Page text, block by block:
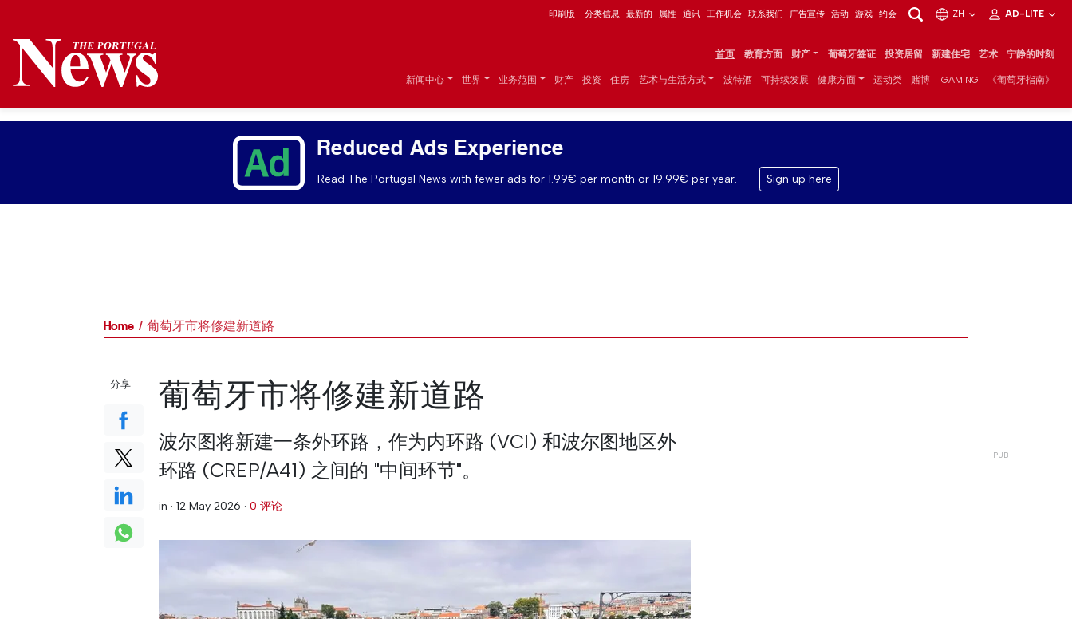
印刷版 分类信息 最新的 属性 通讯 工作机会 联系我们 广告宣传 活动 游戏 约会 ZH AD-LITE
首页 教育方面 财产 葡萄牙签证 投资居留 新建住宅 艺术 宁静的时刻
新闻中心 世界 业务范围 财产 投资 住房 艺术与生活方式 波特酒 可持续发展 健康方面 运动类 赌博 IGAMING 《葡萄牙指南》
Reduced Ads Experience
Read The Portugal News with fewer ads for 1.99€ per month or 19.99€ per year. Sign up here
Home 葡萄牙市将修建新道路
葡萄牙市将修建新道路
波尔图将新建一条外环路，作为内环路 (VCI) 和波尔图地区外
环路 (CREP/A41) 之间的 "中间环节"。
in ·12 May 2026 ·0 评论
分享